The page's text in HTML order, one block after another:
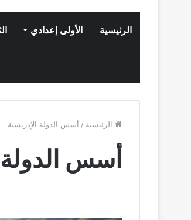
الرئيسية الأولى إعدادي
الرئيسية / أسس الدولة الإدريسية
أسس الدولة